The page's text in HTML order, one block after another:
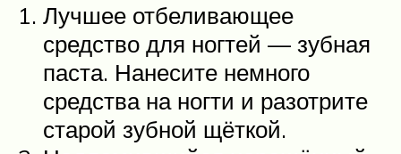
Лучшее отбеливающее
средство для ногтей — зубная
паста. Нанесите немного
средства на ногти и разотрите
старой зубной щёткой.